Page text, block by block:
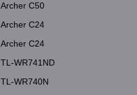
Archer C50
Archer C24
Archer C24
TL-WR741ND
TL-WR740N